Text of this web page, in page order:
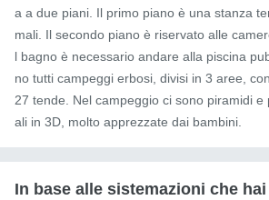
a a due piani. Il primo piano è una stanza
mali. Il secondo piano è riservato alle
l bagno è necessario andare alla piscina
no tutti campeggi erbosi, divisi in 3 aree,
27 tende. Nel campeggio ci sono piramidi e
ali in 3D, molto apprezzate dai bambini.
In base alle sistemazioni che